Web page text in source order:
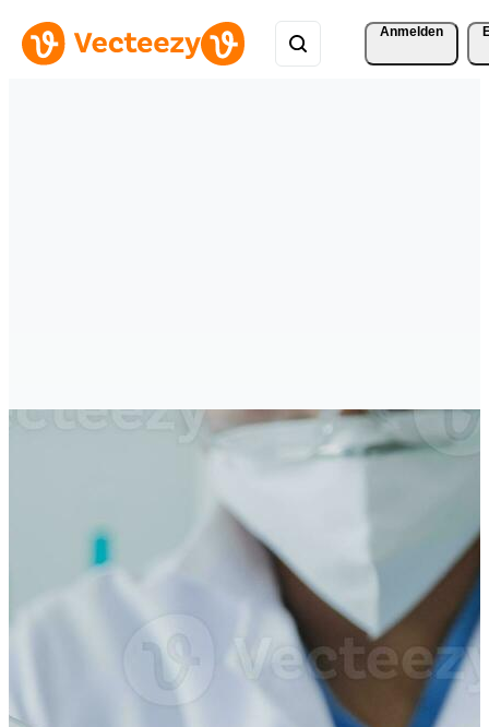
Anmelden